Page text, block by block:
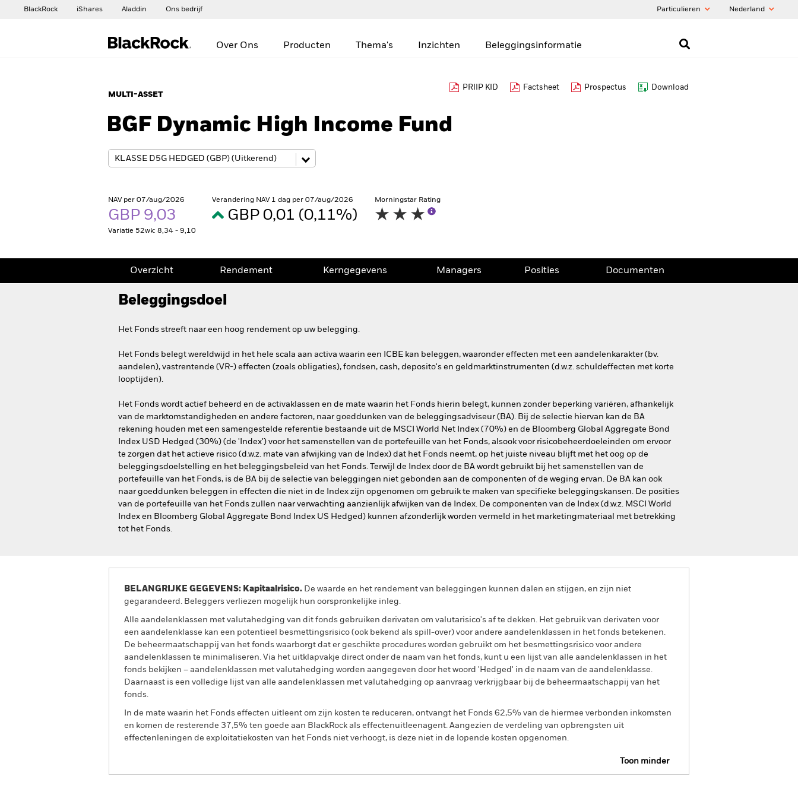
BlackRock iShares Aladdin Ons bedrijf Particulieren Nederland
Over Ons Producten Thema's Inzichten Beleggingsinformatie
MULTI-ASSET
PRIIP KID Factsheet Prospectus Download
BGF Dynamic High Income Fund
NAV per 07/aug/2026
GBP 9,03
Variatie 52wk: 8,34 - 9,10
Verandering NAV 1 dag per 07/aug/2026
GBP 0,01 (0,11%)
Morningstar Rating
Overzicht Rendement Kerngegevens Managers Posities Documenten
Beleggingsdoel
Het Fonds streeft naar een hoog rendement op uw belegging.
Het Fonds belegt wereldwijd in het hele scala aan activa waarin een ICBE kan beleggen, waaronder effecten met een aandelenkarakter (bv.
aandelen), vastrentende (VR-) effecten (zoals obligaties), fondsen, cash, deposito's en geldmarktinstrumenten (d.w.z. schuldeffecten met korte
looptijden).
Het Fonds wordt actief beheerd en de activaklassen en de mate waarin het Fonds hierin belegt, kunnen zonder beperking variëren, afhankelijk
van de marktomstandigheden en andere factoren, naar goeddunken van de beleggingsadviseur (BA). Bij de selectie hiervan kan de BA
rekening houden met een samengestelde referentie bestaande uit de MSCI World Net Index (70%) en de Bloomberg Global Aggregate Bond
Index USD Hedged (30%) (de 'Index') voor het samenstellen van de portefeuille van het Fonds, alsook voor risicobeheerdoeleinden om ervoor
te zorgen dat het actieve risico (d.w.z. mate van afwijking van de Index) dat het Fonds neemt, op het juiste niveau blijft met het oog op de
beleggingsdoelstelling en het beleggingsbeleid van het Fonds. Terwijl de Index door de BA wordt gebruikt bij het samenstellen van de
portefeuille van het Fonds, is de BA bij de selectie van beleggingen niet gebonden aan de componenten of de weging ervan. De BA kan ook
naar goeddunken beleggen in effecten die niet in de Index zijn opgenomen om gebruik te maken van specifieke beleggingskansen. De posities
van de portefeuille van het Fonds zullen naar verwachting aanzienlijk afwijken van de Index. De componenten van de Index (d.w.z. MSCI World
Index en Bloomberg Global Aggregate Bond Index US Hedged) kunnen afzonderlijk worden vermeld in het marketingmateriaal met betrekking
tot het Fonds.
BELANGRIJKE GEGEVENS: Kapitaalrisico. De waarde en het rendement van beleggingen kunnen dalen en stijgen, en zijn niet
gegarandeerd. Beleggers verliezen mogelijk hun oorspronkelijke inleg.
Alle aandelenklassen met valutahedging van dit fonds gebruiken derivaten om valutarisico's af te dekken. Het gebruik van derivaten voor
een aandelenklasse kan een potentieel besmettingsrisico (ook bekend als spill-over) voor andere aandelenklassen in het fonds betekenen.
De beheermaatschappij van het fonds waarborgt dat er geschikte procedures worden gebruikt om het besmettingsrisico voor andere
aandelenklassen te minimaliseren. Via het uitklapvakje direct onder de naam van het fonds, kunt u een lijst van alle aandelenklassen in het
fonds bekijken – aandelenklassen met valutahedging worden aangegeven door het woord 'Hedged' in de naam van de aandelenklasse.
Daarnaast is een volledige lijst van alle aandelenklassen met valutahedging op aanvraag verkrijgbaar bij de beheermaatschappij van het
fonds.
In de mate waarin het Fonds effecten uitleent om zijn kosten te reduceren, ontvangt het Fonds 62,5% van de hiermee verbonden inkomsten
en komen de resterende 37,5% ten goede aan BlackRock als effectenuitleenagent. Aangezien de verdeling van opbrengsten uit
effectenleningen de exploitatiekosten van het Fonds niet verhoogt, is deze niet in de lopende kosten opgenomen.
Toon minder